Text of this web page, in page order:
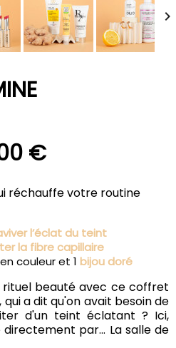

€
réchauffe votre routine
l’éclat du teint
la fibre capillaire
couleur et 1 bijou doré
rituel beauté avec ce coffret
a dit qu'on avait besoin de
d'un teint éclatant ? Ici,
par... La salle de